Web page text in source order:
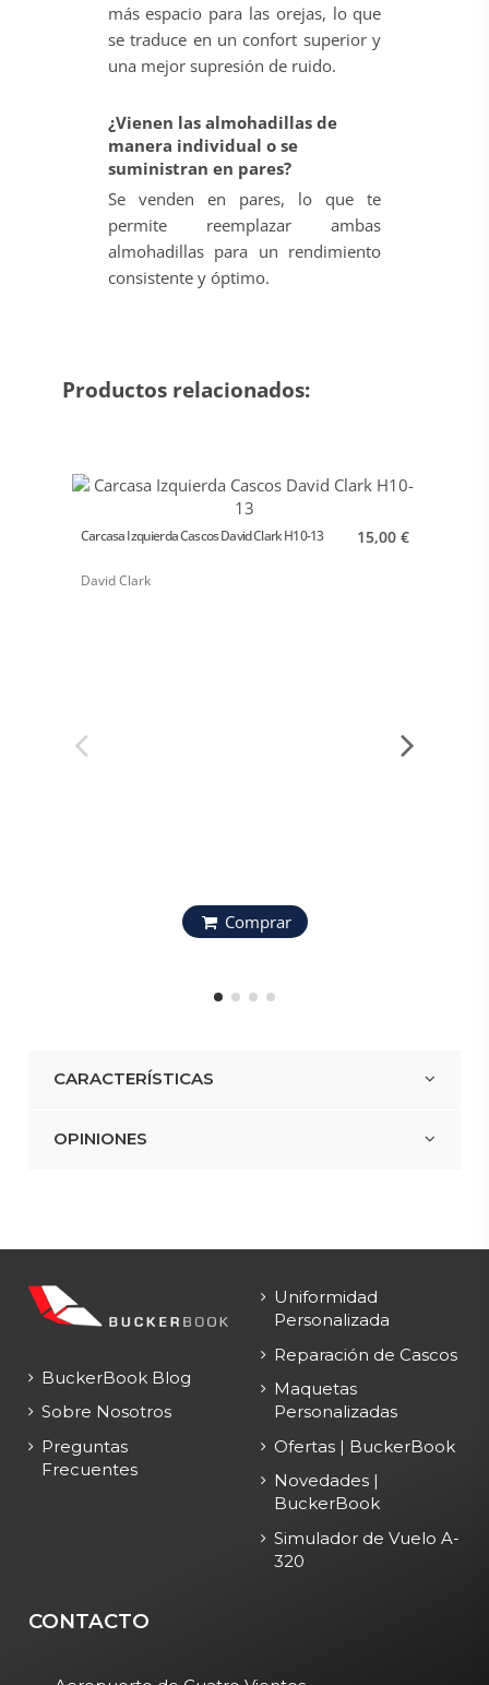
más espacio para las orejas, lo que
se traduce en un confort superior y
una mejor supresión de ruido.
¿Vienen las almohadillas de
manera individual o se
suministran en pares?
Se venden en pares, lo que te
permite reemplazar ambas
almohadillas para un rendimiento
consistente y óptimo.
Productos relacionados:
Carcasa Izquierda Cascos David Clark H10-13
David Clark
15,00 €
Comprar
CARACTERÍSTICAS
OPINIONES
BuckerBook Blog
Sobre Nosotros
Preguntas
Frecuentes
Uniformidad
Personalizada
Reparación de Cascos
Maquetas
Personalizadas
Ofertas | BuckerBook
Novedades |
BuckerBook
Simulador de Vuelo A-
320
CONTACTO